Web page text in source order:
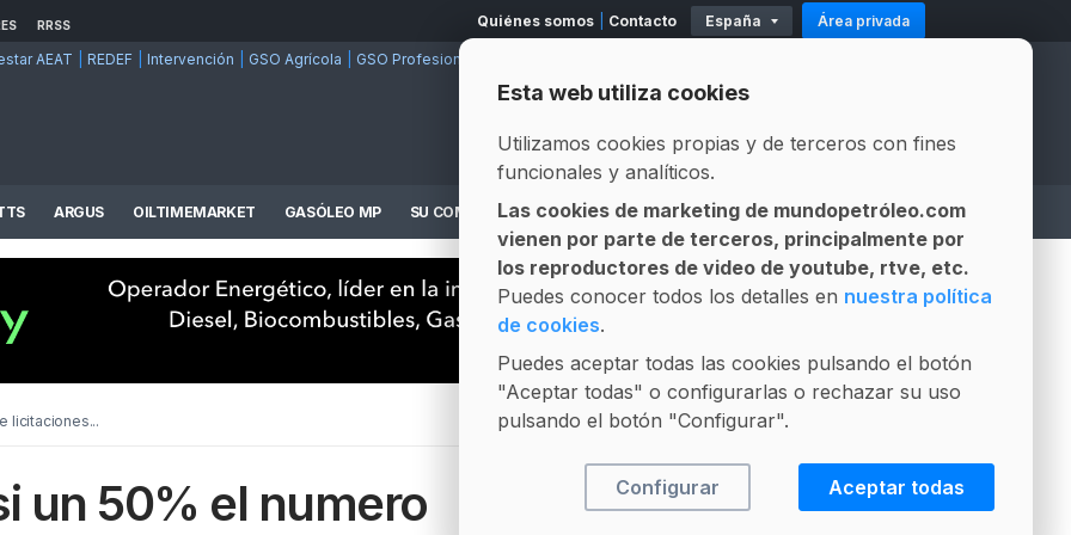
RRSS Quiénes somos Contacto España Área privada
AEAT REDEF Intervención GSO Agrícola GSO Profesional
Official Partners
ARGUS OILTIMEMARKET GASÓLEO MP SU COMPETENCIA ASESOR LEGAL LICITACIONES
PUBLICIDAD
licitaciones...
un 50% el numero
+VISTO +COMENTADO +INTERESANTE
Esta web utiliza cookies
Utilizamos cookies propias y de terceros con fines
funcionales y analíticos.
Las cookies de marketing de mundopetróleo.com
vienen por parte de terceros, principalmente por
los reproductores de video de youtube, rtve, etc.
Puedes conocer todos los detalles en nuestra política
de cookies.
Puedes aceptar todas las cookies pulsando el botón
"Aceptar todas" o configurarlas o rechazar su uso
pulsando el botón "Configurar".
Configurar Aceptar todas